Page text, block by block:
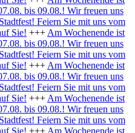
bis 09.08.! Wir freuen uns
Feiern Sie mit uns vom
Sie! +++ Am Wochenende ist
bis 09.08.! Wir freuen uns
Feiern Sie mit uns vom
Sie! +++ Am Wochenende ist
bis 09.08.! Wir freuen uns
Feiern Sie mit uns vom
Sie! +++ Am Wochenende ist
bis 09.08.! Wir freuen uns
Feiern Sie mit uns vom
Sie! +++ Am Wochenende ist